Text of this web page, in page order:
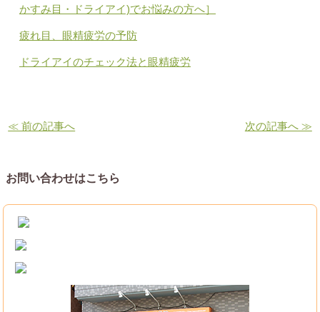
かすみ目・ドライアイ)でお悩みの方へ］
疲れ目、眼精疲労の予防
ドライアイのチェック法と眼精疲労
≪ 前の記事へ 次の記事へ ≫
お問い合わせはこちら